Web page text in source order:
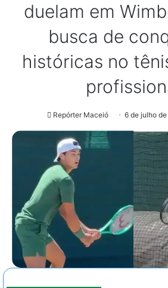
duelam em
busca de
históricas no
Repórter Maceió 6 de julho